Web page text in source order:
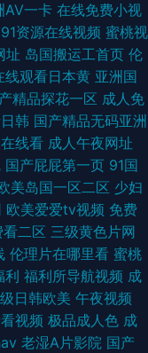
AV一卡 在线免费小视
91资源在线视频 蜜桃视
址 岛国搬运工首页 伦
线观看日本黄 亚洲国
精品探花一区 成人免
韩 国产精品无码亚洲
线看 成人午夜网址
国产屁屁第一页 91国
美岛国一区二区 少妇
欧美爱爱tv视频 免费
二区 三级黄色片网
伦理片在哪里看 蜜桃
利 福利所导航视频 成
日韩欧美 午夜视频
视频 极品成人色 成
老湿A片影院 国产